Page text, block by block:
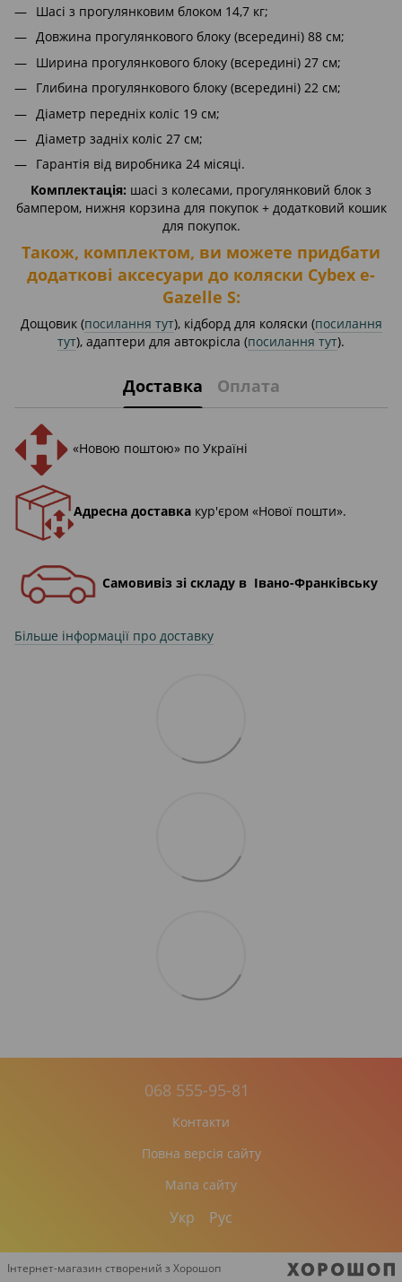
Шасі з прогулянковим блоком 14,7 кг;
Довжина прогулянкового блоку (всередині) 88 см;
Ширина прогулянкового блоку (всередині) 27 см;
Глибина прогулянкового блоку (всередині) 22 см;
Діаметр передніх коліс 19 см;
Діаметр задніх коліс 27 см;
Гарантія від виробника 24 місяці.
Комплектація: шасі з колесами, прогулянковий блок з
бампером, нижня корзина для покупок + додатковий кошик
для покупок.
Також, комплектом, ви можете придбати
додаткові аксесуари до коляски Cybex e-
Gazelle S:
Дощовик (посилання тут), кідборд для коляски (посилання
тут), адаптери для автокрісла (посилання тут).
Доставка Оплата
«Новою поштою» по Україні
Адресна доставка кур'єром «Нової пошти».
Самовивіз зі складу в Івано-Франківську
Більше інформації про доставку
068 555-95-81
Контакти
Повна версія сайту
Мапа сайту
Укр Рус
Інтернет-магазин створений з Хорошоп